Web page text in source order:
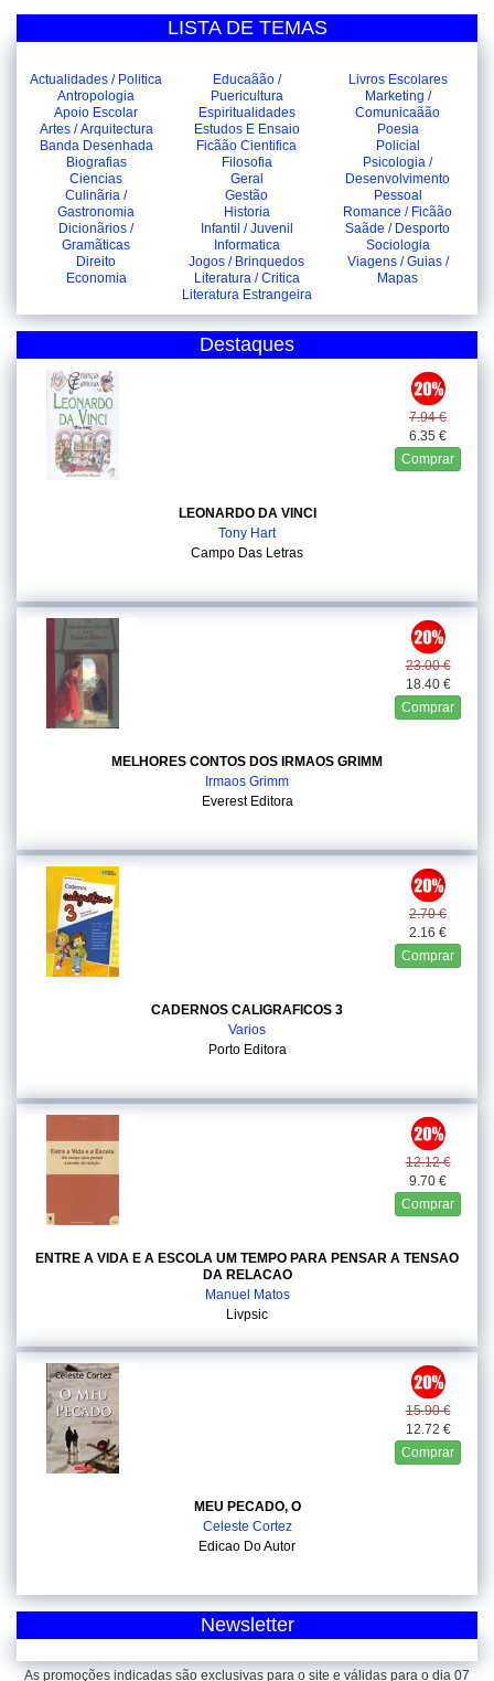
LISTA DE TEMAS
Actualidades / Politica
Antropologia
Apoio Escolar
Artes / Arquitectura
Banda Desenhada
Biografias
Ciencias
Culinãria /
Gastronomia
Dicionãrios /
Gramãticas
Direito
Economia
Educaãão /
Puericultura
Espiritualidades
Estudos E Ensaio
Ficãão Cientifica
Filosofia
Geral
Gestão
Historia
Infantil / Juvenil
Informatica
Jogos / Brinquedos
Literatura / Critica
Literatura Estrangeira
Livros Escolares
Marketing /
Comunicaãão
Poesia
Policial
Psicologia /
Desenvolvimento
Pessoal
Romance / Ficãão
Saãde / Desporto
Sociologia
Viagens / Guias /
Mapas
Destaques
7.94 €
6.35 €
Comprar
LEONARDO DA VINCI
Tony Hart
Campo Das Letras
23.00 €
18.40 €
Comprar
MELHORES CONTOS DOS IRMAOS GRIMM
Irmaos Grimm
Everest Editora
2.70 €
2.16 €
Comprar
CADERNOS CALIGRAFICOS 3
Varios
Porto Editora
12.12 €
9.70 €
Comprar
ENTRE A VIDA E A ESCOLA UM TEMPO PARA PENSAR A TENSAO
DA RELACAO
Manuel Matos
Livpsic
15.90 €
12.72 €
Comprar
MEU PECADO, O
Celeste Cortez
Edicao Do Autor
Newsletter
As promoções indicadas são exclusivas para o site e válidas para o dia 07